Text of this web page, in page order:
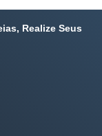
Realize Seus